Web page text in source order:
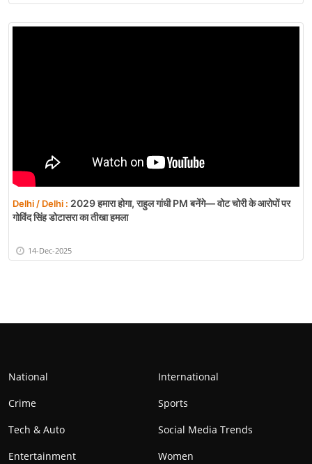
Delhi / Delhi : 2029 हमारा होगा, राहुल गांधी PM बनेंगे— वोट चोरी के आरोपों पर
गोविंद सिंह डोटासरा का तीखा हमला
14-Dec-2025
National
International
Crime
Sports
Tech & Auto
Social Media Trends
Entertainment
Women